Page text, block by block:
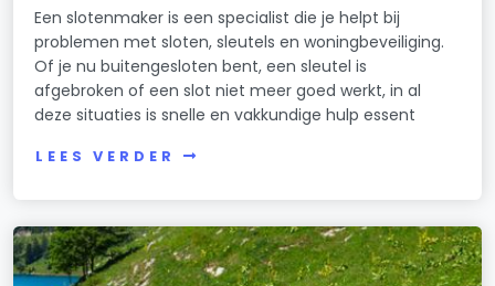
Een slotenmaker is een specialist die je helpt bij
problemen met sloten, sleutels en woningbeveiliging.
Of je nu buitengesloten bent, een sleutel is
afgebroken of een slot niet meer goed werkt, in al
deze situaties is snelle en vakkundige hulp essent
LEES VERDER